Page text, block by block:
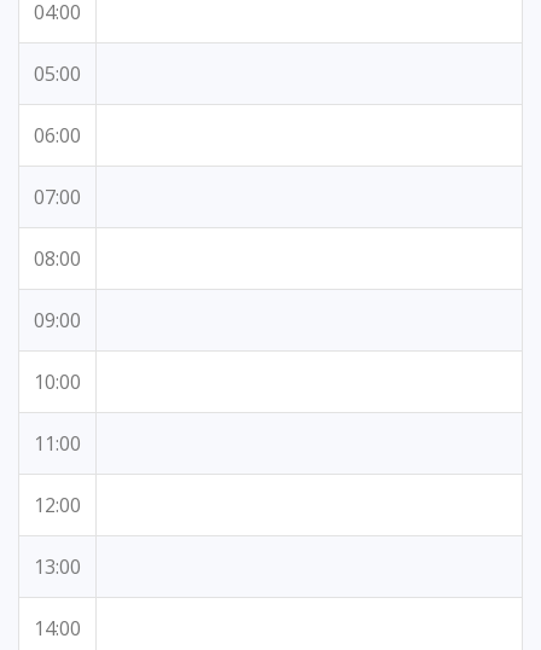
04:00
05:00
06:00
07:00
08:00
09:00
10:00
11:00
12:00
13:00
14:00